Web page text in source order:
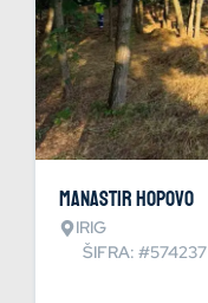
Manastir Hopovo
IRIG
ŠIFRA: #574237